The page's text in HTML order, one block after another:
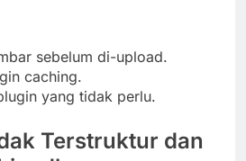
sebelum di-upload.
caching.
yang tidak perlu.
Terstruktur dan